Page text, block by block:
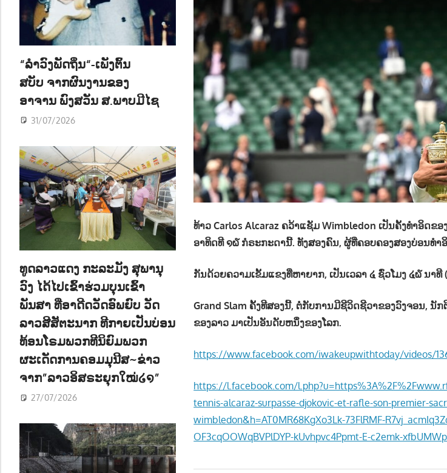
າ
ທ້າວ Carlos Alcaraz ຄວ້າແຊັມ Wimbledon ເປັນຄັ້ງທຳອິດຂ
ອາທິດທີ ໑໖ ກໍຣະກະດານີ້. ທັງ​ສອງ​ຄົນ, ຜູ້​ທີ່​ຄອບ​ຄອງ​ສອງ​ບ່ອນ​ທຳ​
ກັນ​ດ້ວຍ​ຄວາມ​ເຂັ້ມ​ແຂງ​ທີ່​ຫາ​ຍາກ, ເປັນ​ເວ​ລາ ໔ ຊົ່ວ​ໂມງ ໔໖ ນາ​
Grand Slam ຄັ້ງທີສອງນີ້, ຕໍ່ກັບການມີຊີວິດຊີວາຂອງວົງຈອນ,
ຂອງລາວ ມາເປັນອັນດັບຫນຶ່ງຂອງໂລກ.
https://www.facebook.com/iwakeupwithtoday/videos/
https://l.facebook.com/
tennis-alcaraz-surpasse-djokovic-et-rafle-son-premier-
wimbledon&h=AT0MR68KgXo3Lk-73FlRMF-
OF3cqOOWqBVPlDYP-kUvhpvc4Ppmt-E-c2emk-
“ລຳວົງພັດຖິ່ນ“-ເພັງຕົ້ນ
ສບັບ ຈາກຜົນງານຂອງ
ອາຈານ ພົງສວັນ ສ.ພາບມີໄຊ
31/07/2026
ທູດລາວແດງ ກະລະມັງ ສຸພານຸ
ວົງ ໄດ້ໄປເຂົ້າຮ່ວມບຸນເຂົ້າ
ພັນສາ ທີ່ອາດີດວັດອົພຍົບ ວັດ
ລາວສີສັຕະນາກ ທີກາຍເປັນບ່ອນ
ທ້ອນໂຣມພວກທີນິຍົມພວກ
ຜະເດັດການຄອມມຸນີສ~ຂ່າວ
ຈາກ”ລາວອິສຣະຍຸກໃໝ່໒໑”
27/07/2026